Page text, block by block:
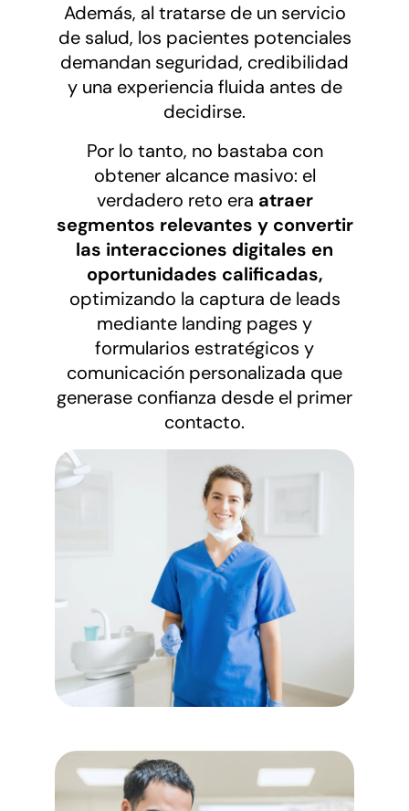
Además, al tratarse de un servicio
de salud, los pacientes potenciales
demandan seguridad, credibilidad
y una experiencia fluida antes de
decidirse.
Por lo tanto, no bastaba con
obtener alcance masivo: el
verdadero reto era atraer
segmentos relevantes y convertir
las interacciones digitales en
oportunidades calificadas,
optimizando la captura de leads
mediante landing pages y
formularios estratégicos y
comunicación personalizada que
generase confianza desde el primer
contacto.